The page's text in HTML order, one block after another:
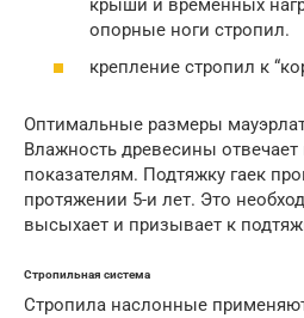
крыши и временных
опорные ноги стропил.
крепление стропил к
Оптимальные размеры
Влажность древесины
показателям. Подтяжку гаек
протяжении 5-и лет. Это
высыхает и призывает к
Стропильная система
Стропила наслонные